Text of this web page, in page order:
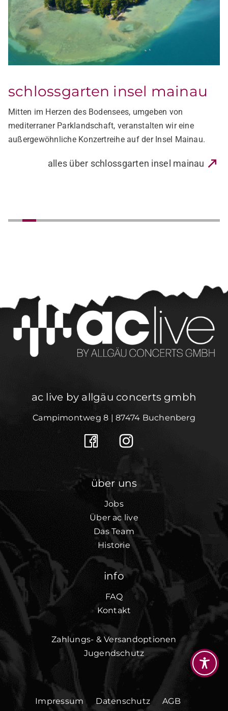
schlossgarten insel mainau
Mitten im Herzen des Bodensees, umgeben von
mediterraner Parklandschaft, veranstalten wir eine
außergewöhnliche Konzertreihe auf der Insel Mainau.
alles über schlossgarten insel mainau
ac live by allgäu concerts gmbh
Campimontweg 8 | 87474 Buchenberg
über uns
Jobs
Über ac live
Das Team
Historie
info
FAQ
Kontakt
Zahlungs- & Versandoptionen
Jugendschutz
Impressum Datenschutz AGB